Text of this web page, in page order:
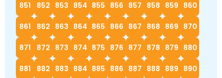
851 852 853 854 855 856 857 858 859 860
861 862 863 864 865 866 867 868 869 870
871 872 873 874 875 876 877 878 879 880
881 882 883 884 885 886 887 888 889 890